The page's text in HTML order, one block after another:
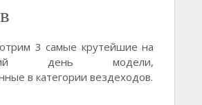
3 самые крутейшие на
день модели,
в категории вездеходов.